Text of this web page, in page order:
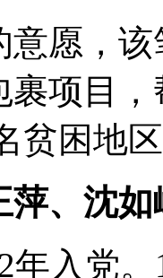
意愿，
项目
贫困地
萍、沈
年入党